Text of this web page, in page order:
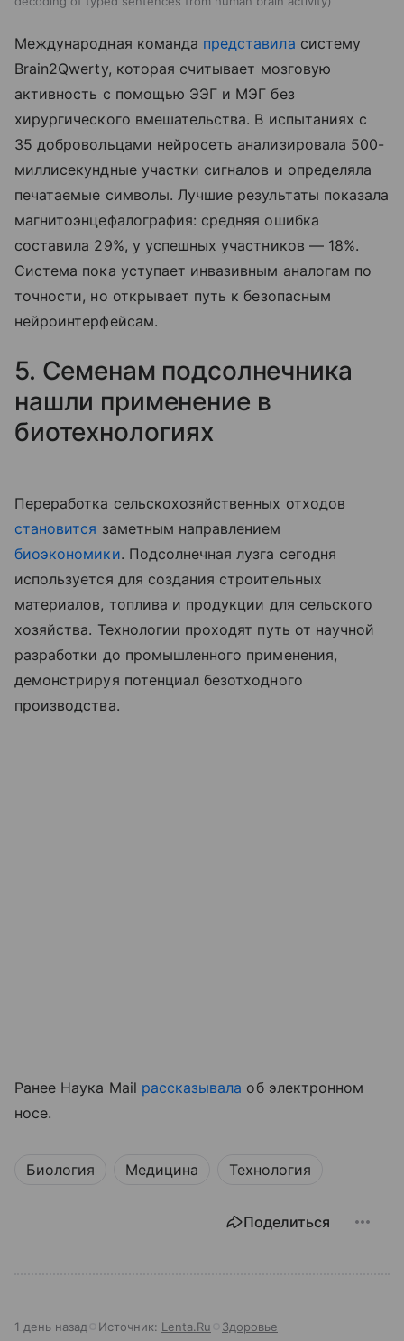
Международная команда представила систему
Brain2Qwerty, которая считывает мозговую
активность с помощью ЭЭГ и МЭГ без
хирургического вмешательства. В испытаниях с
35 добровольцами нейросеть анализировала 500-
миллисекундные участки сигналов и определяла
печатаемые символы. Лучшие результаты показала
магнитоэнцефалография: средняя ошибка
составила 29%, у успешных участников — 18%.
Система пока уступает инвазивным аналогам по
точности, но открывает путь к безопасным
нейроинтерфейсам.
5. Семенам подсолнечника
нашли применение в
биотехнологиях
Переработка сельскохозяйственных отходов
становится заметным направлением
биоэкономики. Подсолнечная лузга сегодня
используется для создания строительных
материалов, топлива и продукции для сельского
хозяйства. Технологии проходят путь от научной
разработки до промышленного применения,
демонстрируя потенциал безотходного
производства.
Ранее Наука Mail рассказывала об электронном
носе.
Биология Медицина Технология
Поделиться
1 день назад Источник: Lenta.Ru Здоровье